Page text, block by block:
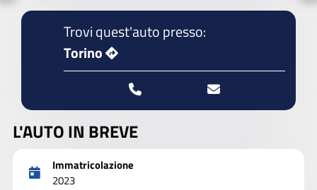
Trovi quest'auto presso:
Torino
L'AUTO IN BREVE
Immatricolazione
2023